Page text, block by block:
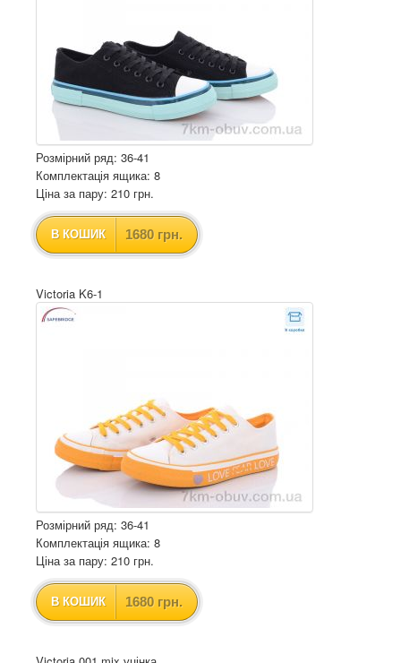
Розмірний ряд: 36-41
Комплектація ящика: 8
Ціна за пару: 210 грн.
В КОШИК 1680 грн.
Victoria K6-1
Розмірний ряд: 36-41
Комплектація ящика: 8
Ціна за пару: 210 грн.
В КОШИК 1680 грн.